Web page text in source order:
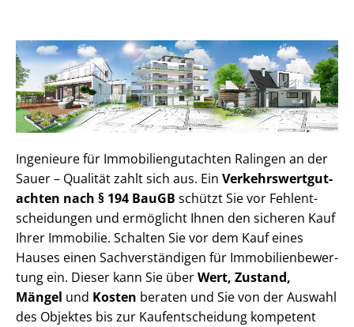
Ingenieure für Im­mo­bi­li­en­gut­ach­ten Ralingen an der
Sauer – Qualität zahlt sich aus. Ein Ver­kehrs­wert­gut­
ach­ten nach § 194 BauGB schützt Sie vor Fehl­ent­
schei­dun­gen und ermöglicht Ihnen den sicheren Kauf
Ihrer Immobilie. Schalten Sie vor dem Kauf eines
Hauses einen Sach­ver­stän­di­gen für Im­mo­bi­li­en­be­wer­
tung ein. Dieser kann Sie überWert, Zustand,
Mängel und Kosten beraten und Sie von der Auswahl
des Objektes bis zur Kauf­ent­schei­dung kompetent